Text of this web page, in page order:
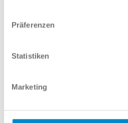
Präferenzen
Statistiken
Marketing
SPORTLINE AHK